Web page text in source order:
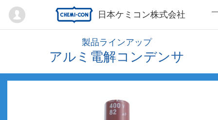
日本ケミコン株式会社
Mypage
製品ラインアップ
アルミ電解コンデンサ